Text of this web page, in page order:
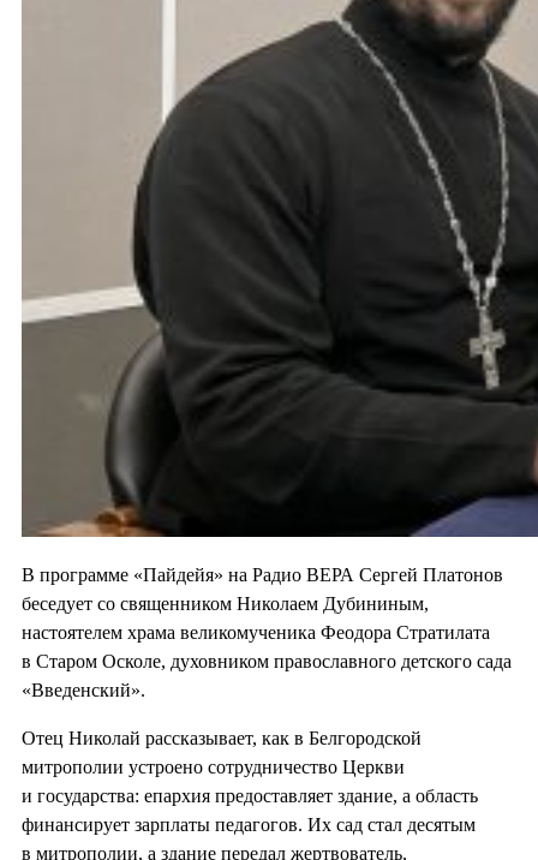
В программе «Пайдейя» на Радио ВЕРА Сергей Платонов
беседует со священником Николаем Дубининым,
настоятелем храма великомученика Феодора Стратилата
в Старом Осколе, духовником православного детского сада
«Введенский».
Отец Николай рассказывает, как в Белгородской
митрополии устроено сотрудничество Церкви
и государства: епархия предоставляет здание, а область
финансирует зарплаты педагогов. Их сад стал десятым
в митрополии, а здание передал жертвователь,